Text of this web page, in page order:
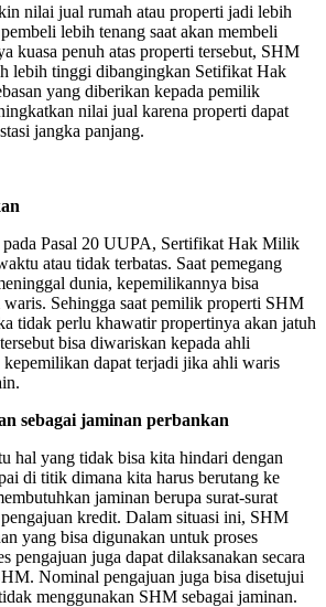
nilai jual rumah atau properti jadi lebih
lebih tenang saat akan membeli
kuasa penuh atas properti tersebut, SHM
lebih tinggi dibangingkan Setifikat Hak
yang diberikan kepada pemilik
nilai jual karena properti dapat
jangka panjang.
pada Pasal 20 UUPA, Sertifikat Hak Milik
atau tidak terbatas. Saat pemegang
dunia, kepemilikannya bisa
Sehingga saat pemilik properti SHM
tidak perlu khawatir propertinya akan jatuh
bisa diwariskan kepada ahli
dapat terjadi jika ahli waris
sebagai jaminan perbankan
hal yang tidak bisa kita hindari dengan
di titik dimana kita harus berutang ke
jaminan berupa surat-surat
kredit. Dalam situasi ini, SHM
yang bisa digunakan untuk proses
pengajuan juga dapat dilaksanakan secara
Nominal pengajuan juga bisa disetujui
menggunakan SHM sebagai jaminan.